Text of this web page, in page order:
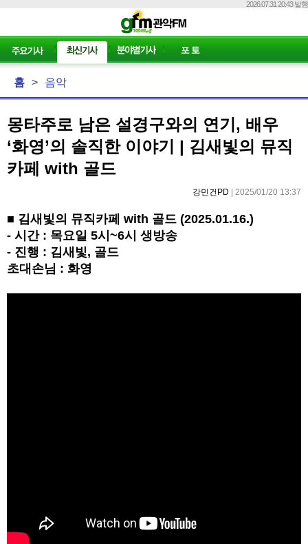
2026.07.31 20:43 발행
홈 > 음악
몽타주로 남은 설경구와의 연기, 배우
‘화영’의 솔직한 이야기 | 김새빛의 뮤직
카페 with 골드
강민건PD | 2025/01/20 13:37
■ 김새빛의 뮤직카페 with 골드 (2025.01.16.)
- 시간 : 목요일 5시 ~6시 생방송
- 진행 : 김새빛, 골드
초대손님 : 화영